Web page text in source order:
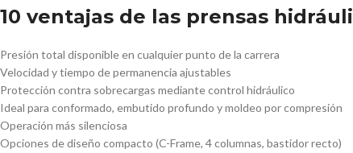
10 ventajas de las prensas
Presión total disponible en cualquier punto de la carrera
Velocidad y tiempo de permanencia ajustables
Protección contra sobrecargas mediante control hidráulico
Ideal para conformado, embutido profundo y moldeo por compresión
Operación más silenciosa
Opciones de diseño compacto (C-Frame, 4 columnas, bastidor recto)